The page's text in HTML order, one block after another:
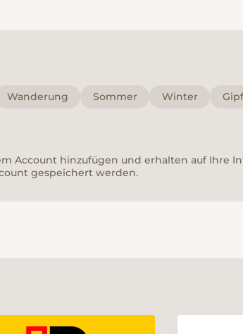
Wanderung Sommer Winter
Account hinzufügen und erhalten auf Ihre
gespeichert werden.